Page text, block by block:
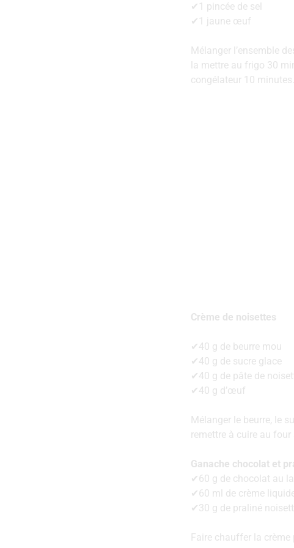
✔1 pincée de sel
✔1 jaune œuf
Mélanger l’ensemble
la mettre au frigo 30
congélateur 10
Crème de noisettes
✔40 g de beurre mou
✔40 g de sucre glace
✔40 g de pâte de
✔40 g d’œuf
Mélanger le beurre, le
remettre à cuire au
Ganache chocolat et
✔60 g de chocolat au
✔60 ml de crème
✔30 g de praliné
Faire chauffer la